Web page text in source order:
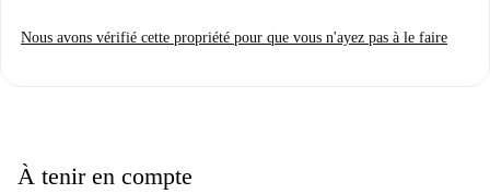
Coin bureau avec bureau et chaise.
dans la pièce par thermostat.
Nous avons vérifié cette propriété pour que vous n'ayez pas à le faire
À tenir en compte